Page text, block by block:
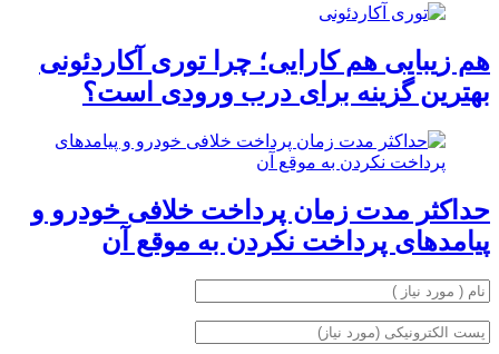
هم زیبایی هم کارایی؛ چرا توری آکاردئونی
بهترین گزینه برای درب ورودی است؟
حداکثر مدت زمان پرداخت خلافی خودرو و
پیامدهای پرداخت نکردن به موقع آن